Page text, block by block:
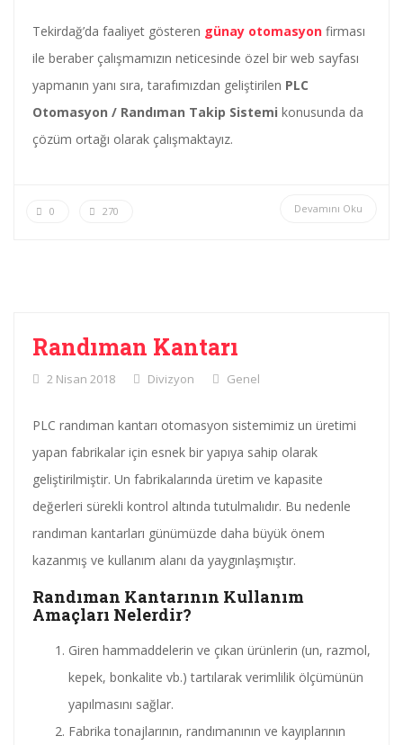
Tekirdağ’da faaliyet gösteren günay otomasyon firması
ile beraber çalışmamızın neticesinde özel bir web sayfası
yapmanın yanı sıra, tarafımızdan geliştirilen PLC
Otomasyon / Randıman Takip Sistemi konusunda da
çözüm ortağı olarak çalışmaktayız.
Devamını Oku
0 270
Randıman Kantarı
2 Nisan 2018 Divizyon Genel
PLC randıman kantarı otomasyon sistemimiz un üretimi
yapan fabrikalar için esnek bir yapıya sahip olarak
geliştirilmiştir. Un fabrikalarında üretim ve kapasite
değerleri sürekli kontrol altında tutulmalıdır. Bu nedenle
randıman kantarları günümüzde daha büyük önem
kazanmış ve kullanım alanı da yaygınlaşmıştır.
Randıman Kantarının Kullanım
Amaçları Nelerdir?
Giren hammaddelerin ve çıkan ürünlerin (un, razmol,
kepek, bonkalite vb.) tartılarak verimlilik ölçümünün
yapılmasını sağlar.
Fabrika tonajlarının, randımanının ve kayıplarının